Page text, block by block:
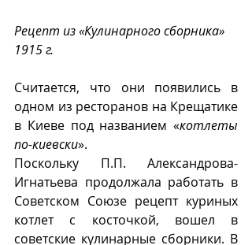
Рецепт из «Кулинарного сборника»
1915 г.
Считается, что они появились в
одном из ресторанов на Крещатике
в Киеве под названием «котлеты
по-киевски».
Поскольку П.П. Александрова-
Игнатьева продолжала работать в
Советском Союзе рецепт куриных
котлет с косточкой, вошел в
советские кулинарные сборники. В